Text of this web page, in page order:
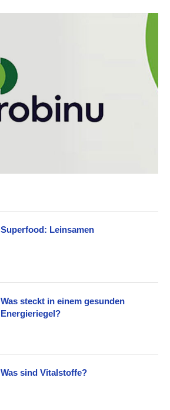
Superfood: Leinsamen
Was steckt in einem gesunden
Energieriegel?
Was sind Vitalstoffe?